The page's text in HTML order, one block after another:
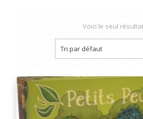
Voici le seul résultat